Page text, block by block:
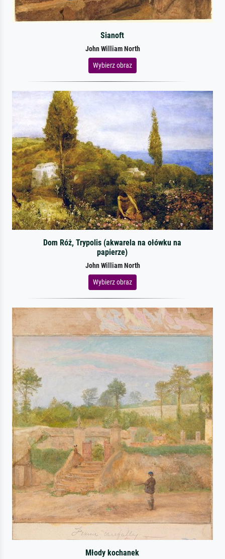
Sianoft
John William North
Wybierz obraz
Dom Róż, Trypolis (akwarela na ołówku na
papierze)
John William North
Wybierz obraz
Młody kochanek